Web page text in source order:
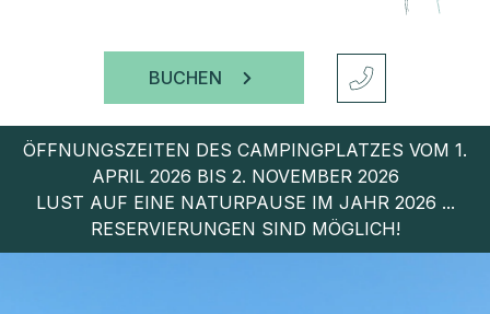
BUCHEN
ÖFFNUNGSZEITEN DES CAMPINGPLATZES VOM 1.
APRIL 2026 BIS 2. NOVEMBER 2026
LUST AUF EINE NATURPAUSE IM JAHR 2026 ...
RESERVIERUNGEN SIND MÖGLICH!